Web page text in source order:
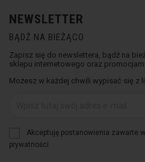
NEWSLETTER
Zapisz się do newslettera, bądź na
sklepu internetowego oraz promocjami.
Akceptuję postanowienia zawarte